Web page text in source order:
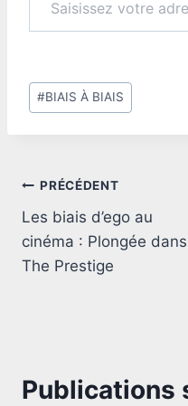
Étiquettes
de
la
#BIAIS À BIAIS
Navigation
de
l’article
PRÉCÉDENT
Les biais d’ego au
cinéma : Plongée dans
The Prestige
Publications